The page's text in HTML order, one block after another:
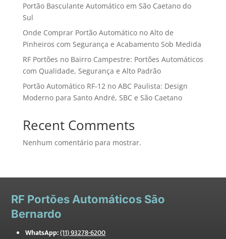
Portão Basculante Automático em São Caetano do
Sul
Onde Comprar Portão Automático no Alto de
Pinheiros com Segurança e Acabamento Sob Medida
RF Portões no Bairro Campestre: Portões Automáticos
com Qualidade, Segurança e Alto Padrão
Portão Automático RF-12 no ABC Paulista: Design
Moderno para Santo André, SBC e São Caetano
Recent Comments
Nenhum comentário para mostrar.
RF Portões Automáticos São
Bernardo
WhatsApp:(11) 93278-6200